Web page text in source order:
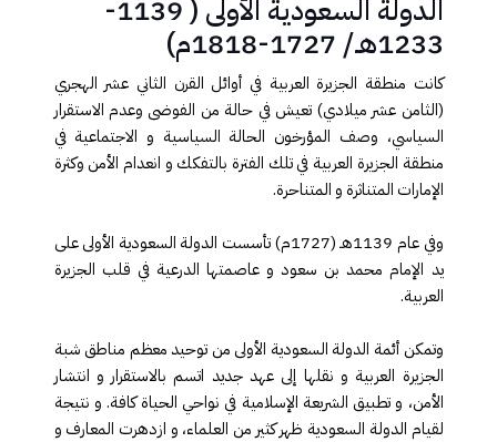
الدولة السعودية الأولى ( 1139-
1233هـ/ 1727-1818م)
كانت منطقة الجزيرة العربية في أوائل القرن الثاني عشر الهجري
(الثامن عشر ميلادي) تعيش في حالة من الفوضى وعدم الاستقرار
السياسي، وصف المؤرخون الحالة السياسية و الاجتماعية في
منطقة الجزيرة الع​ربية في تلك الفترة بالتفكك و انعدام الأمن وكثرة
الإمارات المتناثرة و المتناحرة.
وفي عام 1139هـ (1727م) تأسست الدولة السعودية الأولى على
يد الإمام محمد بن سعود و عاصمتها الدرعية في قلب الجزيرة
العربية.
وتمكن أئمة الدولة السعودية الأولى من توحيد معظم مناطق شبة
الجزيرة العربية و نقلها إلى عهد جديد اتسم بالاستقرار و انتشار
الأمن، و تطبيق الشريعة الإسلامية في نواحي الحياة كافة. و نتيجة
لقيام الدولة السعودية ظهر كثير من العلماء، و ازدهرت المعارف و